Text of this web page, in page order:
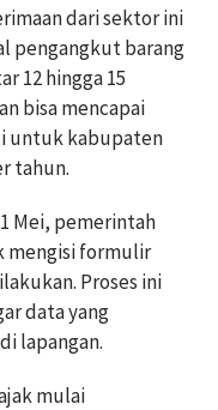
dari sektor ini
pengangkut barang
12 hingga 15
bisa mencapai
untuk kabupaten
tahun.
Mei, pemerintah
mengisi formulir
Proses ini
data yang
lapangan.
mulai